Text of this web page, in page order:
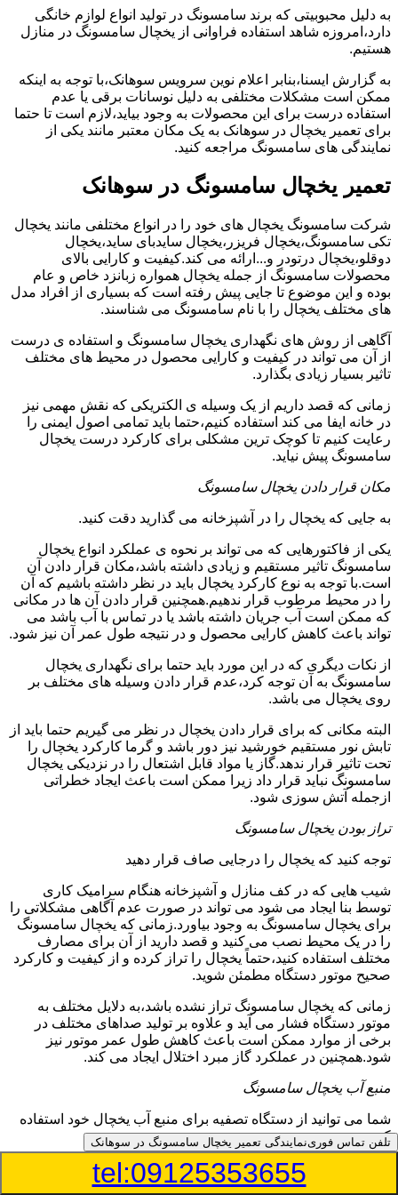
به دلیل محبوبیتی که برند سامسونگ در تولید انواع لوازم خانگی
دارد،امروزه شاهد استفاده فراوانی از یخچال سامسونگ در منازل
هستیم.
به گزارش ایسنا،بنابر اعلام نوین سرویس سوهانک،با توجه به اینکه
ممکن است مشکلات مختلفی به دلیل نوسانات برقی یا عدم
استفاده درست برای این محصولات به وجود بیاید،لازم است تا حتما
برای تعمیر یخچال در سوهانک به یک مکان معتبر مانند یکی از
نمایندگی های سامسونگ مراجعه کنید.
تعمیر یخچال سامسونگ در سوهانک
شرکت سامسونگ یخچال های خود را در انواع مختلفی مانند یخچال
تکی سامسونگ،یخچال فریزر،یخچال سایدبای ساید،یخچال
دوقلو،یخچال درتودر و...ارائه می کند.کیفیت و کارایی بالای
محصولات سامسونگ از جمله یخچال همواره زبانزد خاص و عام
بوده و این موضوع تا جایی پیش رفته است که بسیاری از افراد مدل
های مختلف یخچال را با نام سامسونگ می شناسند.
آگاهی از روش های نگهداری یخچال سامسونگ و استفاده ی درست
از آن می تواند در کیفیت و کارایی محصول در محیط های مختلف
تاثیر بسیار زیادی بگذارد.
زمانی که قصد داریم از یک وسیله ی الکتریکی که نقش مهمی نیز
در خانه ایفا می کند استفاده کنیم،حتما باید تمامی اصول ایمنی را
رعایت کنیم تا کوچک ترین مشکلی برای کارکرد درست یخچال
سامسونگ پیش نیاید.
مکان قرار دادن یخچال سامسونگ
به جایی که یخچال را در آشپزخانه می گذارید دقت کنید.
یکی از فاکتورهایی که می تواند بر نحوه ی عملکرد انواع یخچال
سامسونگ تاثیر مستقیم و زیادی داشته باشد،مکان قرار دادن آن
است.با توجه به نوع کارکرد یخچال باید در نظر داشته باشیم که آن
را در محیط مرطوب قرار ندهیم.همچنین قرار دادن آن ها در مکانی
که ممکن است آب جریان داشته باشد یا در تماس با آب باشد می
تواند باعث کاهش کارایی محصول و در نتیجه طول عمر آن نیز شود.
از نکات دیگری که در این مورد باید حتما برای نگهداری یخچال
سامسونگ به آن توجه کرد،عدم قرار دادن وسیله های مختلف بر
روی یخچال می باشد.
البته مکانی که برای قرار دادن یخچال در نظر می گیریم حتما باید از
تابش نور مستقیم خورشید نیز دور باشد و گرما کارکرد یخچال را
تحت تاثیر قرار ندهد.گاز یا مواد قابل اشتعال را در نزدیکی یخچال
سامسونگ نباید قرار داد زیرا ممکن است باعث ایجاد خطراتی
ازجمله آتش سوزی شود.
تراز بودن یخچال سامسونگ
توجه کنید که یخچال را درجایی صاف قرار دهید
شیب هایی که در کف منازل و آشپزخانه هنگام سرامیک کاری
توسط بنا ایجاد می شود می تواند در صورت عدم آگاهی مشکلاتی را
برای یخچال سامسونگ به وجود بیاورد.زمانی که یخچال سامسونگ
را در یک محیط نصب می کنید و قصد دارید از آن برای مصارف
مختلف استفاده کنید،حتماً یخچال را تراز کرده و از کیفیت و کارکرد
صحیح موتور دستگاه مطمئن شوید.
زمانی که یخچال سامسونگ تراز نشده باشد،به دلایل مختلف به
موتور دستگاه فشار می آید و علاوه بر تولید صداهای مختلف در
برخی از موارد ممکن است باعث کاهش طول عمر موتور نیز
شود.همچنین در عملکرد گاز مبرد اختلال ایجاد می کند.
منبع آب یخچال سامسونگ
شما می توانید از دستگاه تصفیه برای منبع آب یخچال خود استفاده
کنید
در دفترچه راهنمای یخچال سامسونگ قسمت ویژه ای به منبع آب
آن و راهنمایی لازم در زمینه نصب و استفاده از آن اختصاص داده
تلفن تماس فورینمایندگی تعمیر یخچال سامسونگ در سوهانک
tel:09125353655